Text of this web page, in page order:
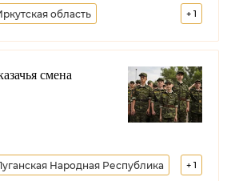
+ 1
область
казачье общество
смена
+ 1
Народная Республика